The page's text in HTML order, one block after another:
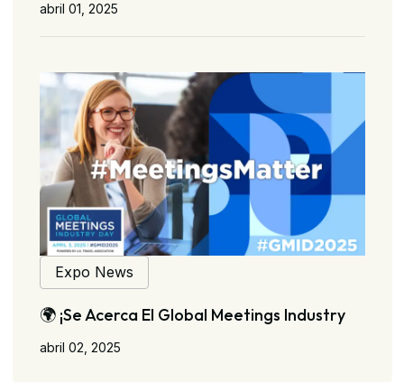
abril 01, 2025
Expo News
🌍 ¡Se Acerca El Global Meetings Industry
abril 02, 2025